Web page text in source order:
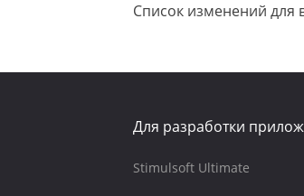
Список изменений для
Для разработки
Stimulsoft Ultimate